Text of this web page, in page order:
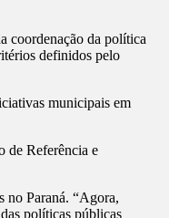
coordenação da política
definidos pelo
municipais em
de Referência e
no Paraná. “Agora,
políticas públicas